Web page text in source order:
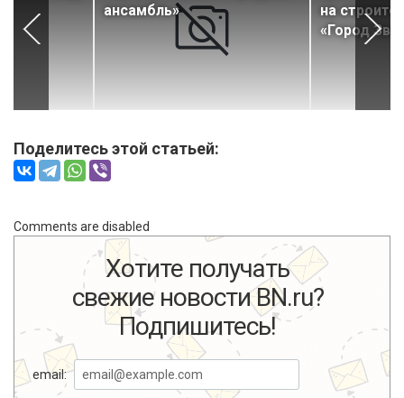
ансамбль»
на
«Город
Поделитесь этой статьей:
Comments are disabled
Хотите получать
свежие новости BN.ru?
Подпишитесь!
email: